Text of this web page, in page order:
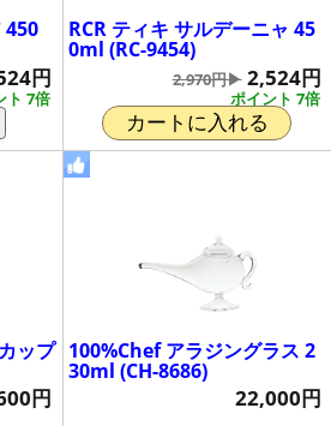
450
ト 7倍
円
RCR ティキ サルデーニャ 45
0ml (RC-9454)
ポイント 7倍
2,970円▶ 2,524円
カートに入れる
ップ
円
100%Chef アラジングラス 2
30ml (CH-8686)
22,000円